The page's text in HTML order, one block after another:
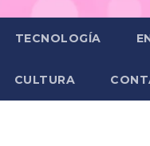
TECNOLOGÍA
CULTURA